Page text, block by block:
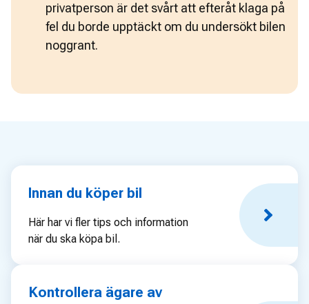
privatperson är det svårt att efteråt klaga på
fel du borde upptäckt om du undersökt bilen
noggrant.
Innan du köper bil
Här har vi fler tips och information
när du ska köpa bil.
Kontrollera ägare av